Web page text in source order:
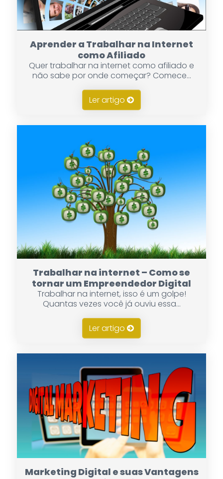
Aprender a Trabalhar na Internet
como Afiliado
Quer trabalhar na internet como afiliado e
não sabe por onde começar? Comece...
Ler artigo
Trabalhar na internet – Como se
tornar um Empreendedor Digital
Trabalhar na internet, isso é um golpe!
Quantas vezes você já ouviu essa...
Ler artigo
Marketing Digital e suas Vantagens